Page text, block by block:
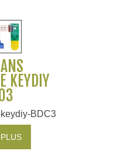
KEYDIY
BDC3